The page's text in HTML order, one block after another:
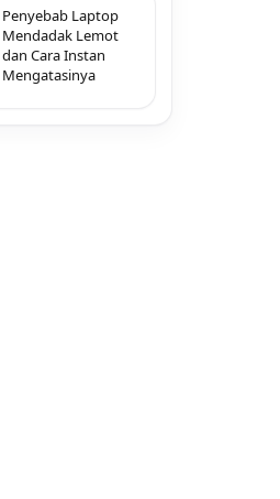
Penyebab Laptop
Mendadak Lemot
dan Cara Instan
Mengatasinya